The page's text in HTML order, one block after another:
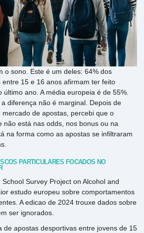
o sono. Este é um deles: 64% dos
15 e 16 anos afirmam ter feito
último ano. A média europeia é de 55%.
diferença não é marginal. Depois de
de apostas, percebi que o
não está nas odds, nos bonus ou na
na forma como as apostas se infiltraram
PARTICULARES FOCADOS NO
Survey Project on Alcohol and
estudo europeu sobre comportamentos
A edicao de 2024 trouxe dados sobre
ser ignorados.
de apostas desportivas entre jovens de 15